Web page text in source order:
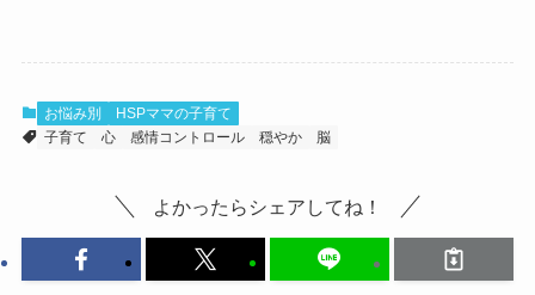
お悩み別
HSPママの子育て
子育て
心 感情コントロール 穏やか 脳
よかったらシェアしてね！